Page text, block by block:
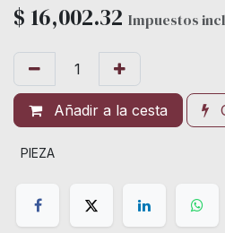
$ 16,002.32 Impuestos
Añadir a la cesta
PIEZA